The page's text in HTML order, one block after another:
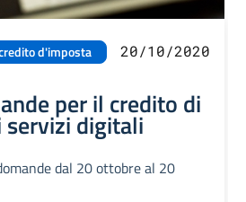
d'imposta 20/10/2020
per il credito di
digitali
dal 20 ottobre al 20